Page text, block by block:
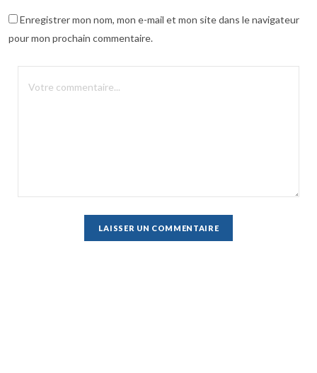
Enregistrer mon nom, mon e-mail et mon site dans le navigateur
pour mon prochain commentaire.